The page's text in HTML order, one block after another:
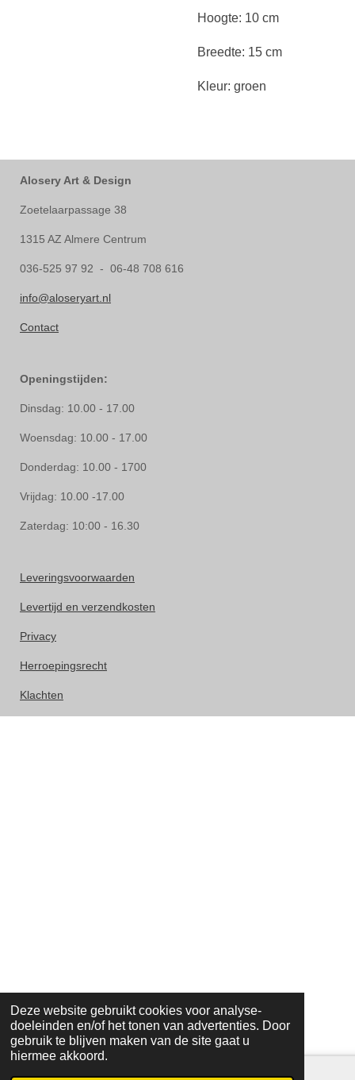
Deze website gebruikt cookies voor analyse-
doeleinden en/of het tonen van advertenties. Door
gebruik te blijven maken van de site gaat u
hiermee akkoord.
Hoogte: 10 cm
Breedte: 15 cm
Kleur: groen
Alosery Art & Design
Zoetelaarpassage 38
1315 AZ Almere Centrum
036-525 97 92 - 06-48 708 616
info@aloseryart.nl
Contact
Openingstijden:
Dinsdag: 10.00 - 17.00
Woensdag: 10.00 - 17.00
Donderdag: 10.00 - 1700
Vrijdag: 10.00 -17.00
Zaterdag: 10:00 - 16.30
Leveringsvoorwaarden
Levertijd en verzendkosten
Privacy
Herroepingsrecht
Klachten